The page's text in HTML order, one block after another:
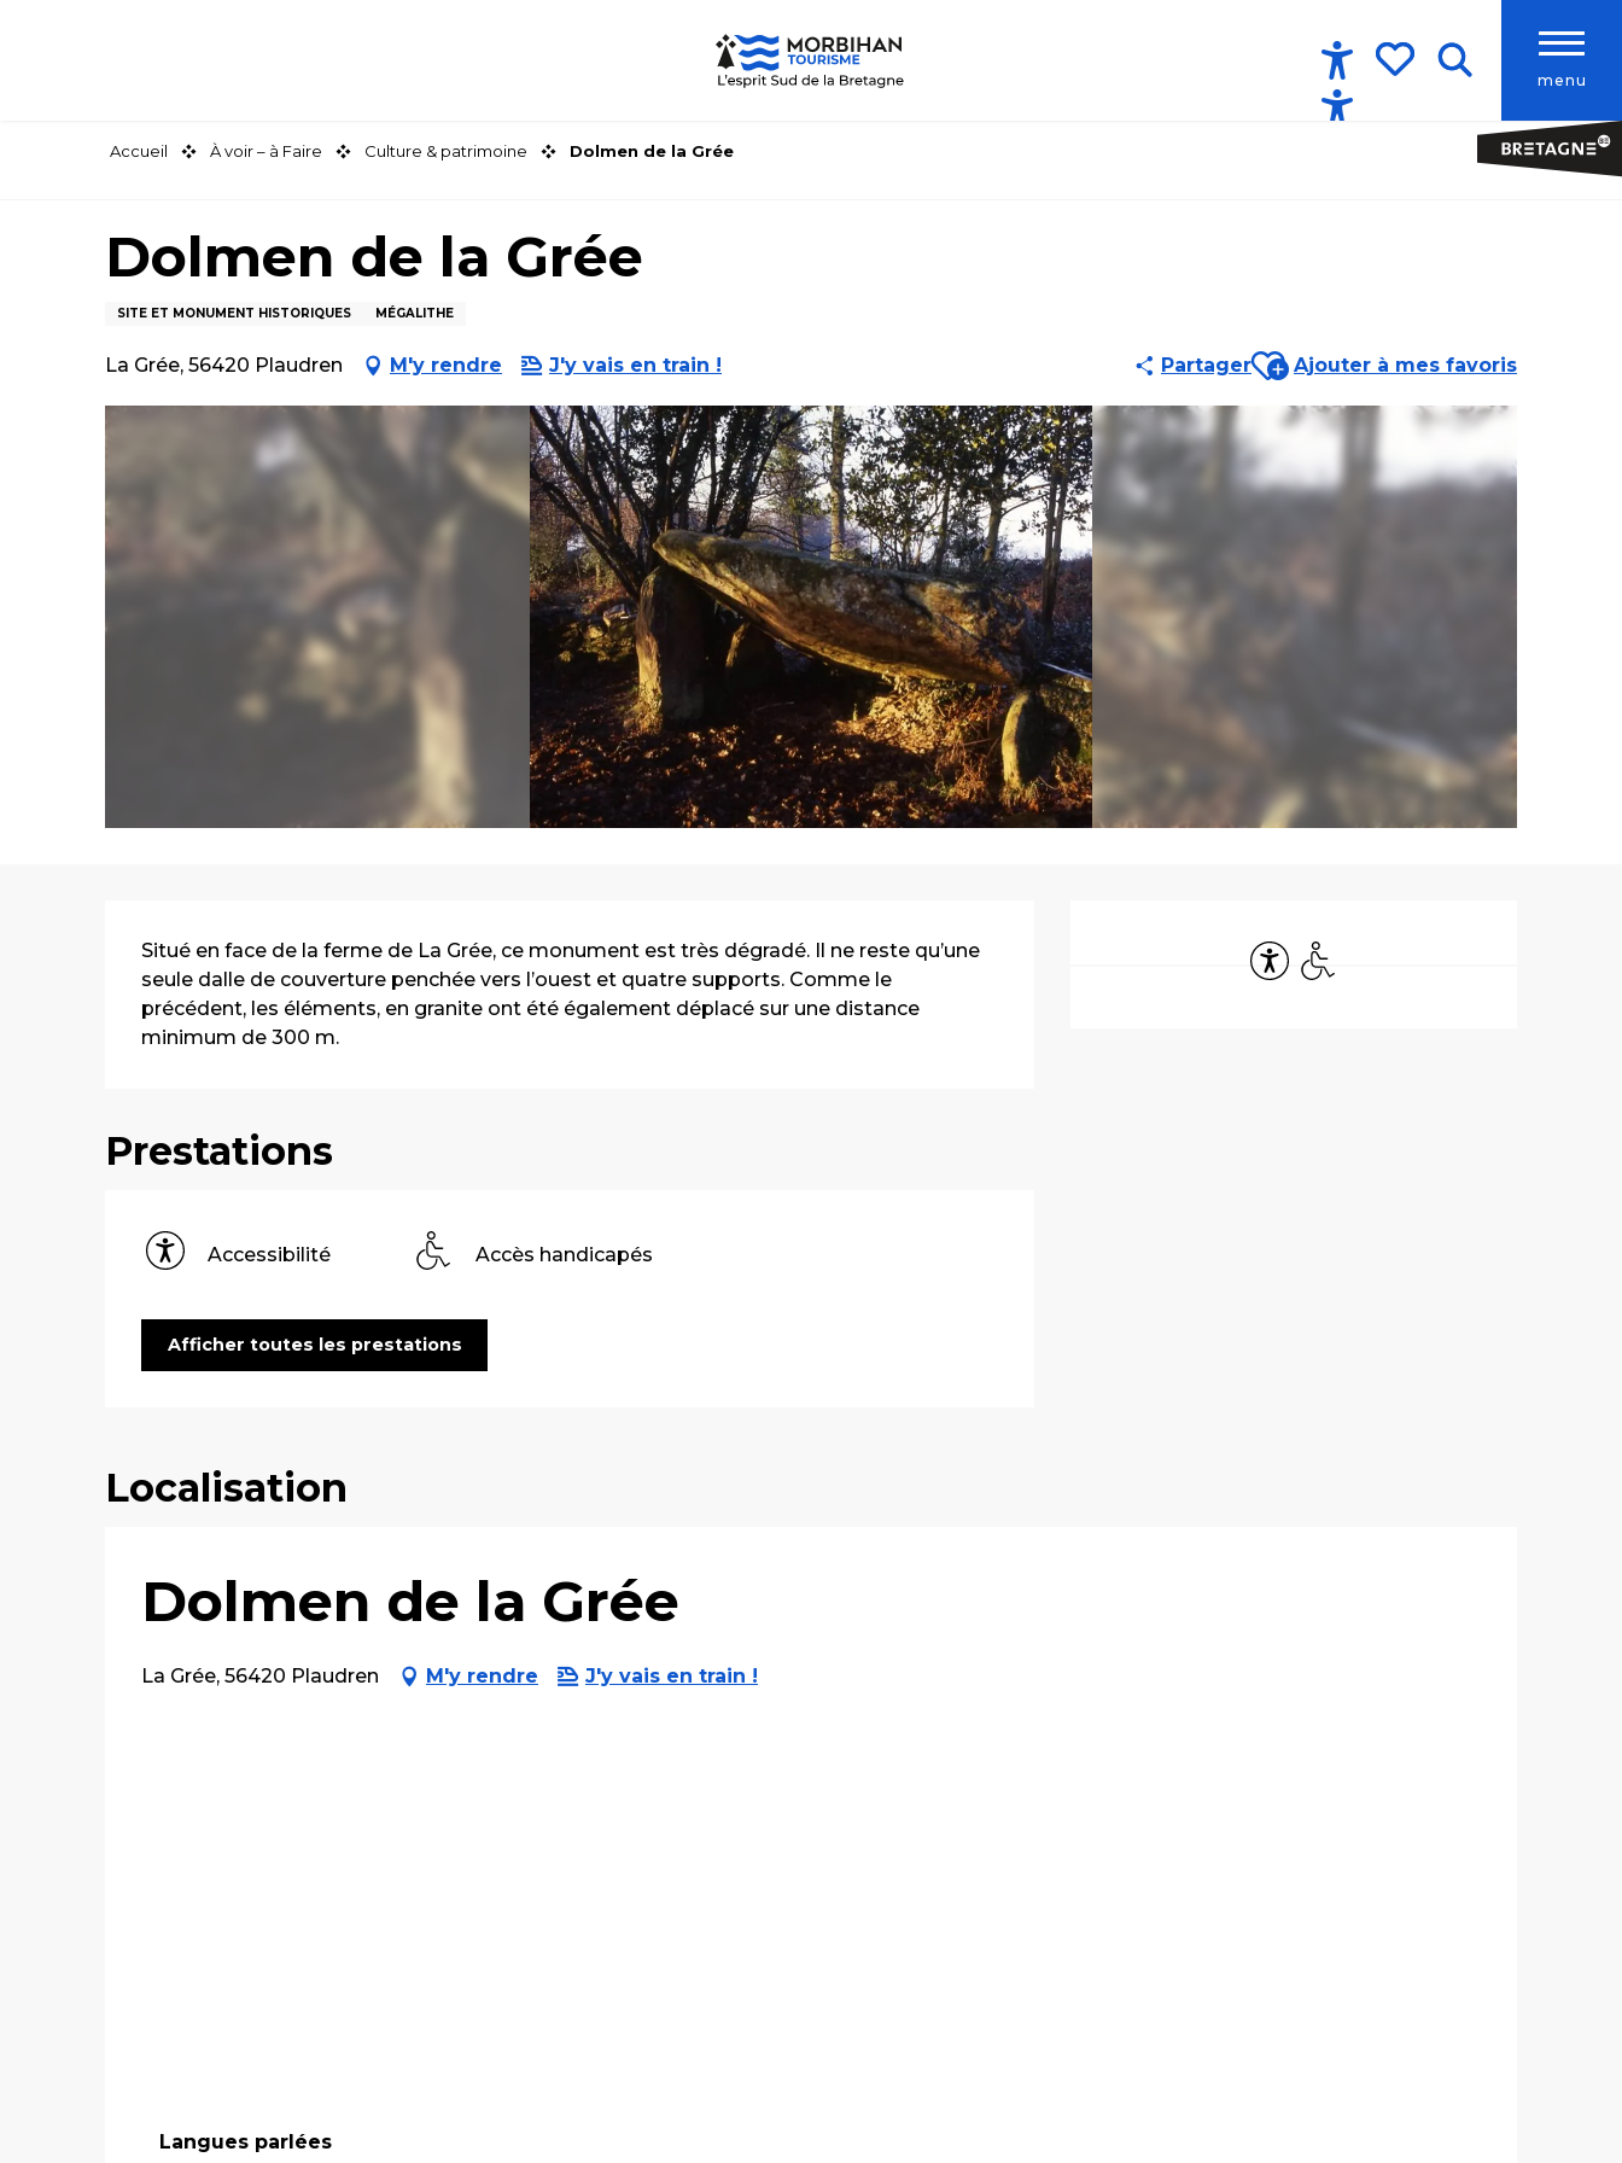
menu
Accessibilité
Accueil À voir – à Faire Culture & patrimoine Dolmen de la Grée
Dolmen de la Grée
SITE ET MONUMENT HISTORIQUES MÉGALITHE
La Grée, 56420 Plaudren M'y rendre J'y vais en train ! PartagerAjouter aux favoris
Ajouter à mes favoris
Ouverture et
AccessibilitéAccès handicapés
Description
Situé en face de la ferme de La Grée, ce monument est très dégradé. Il ne reste qu’une
seule dalle de couverture penchée vers l’ouest et quatre supports. Comme le
précédent, les éléments, en granite ont été également déplacé sur une distance
minimum de 300 m.
Prestations
Accessibilité Accès handicapés
Afficher toutes les prestations
Localisation
Dolmen de la Grée
La Grée, 56420 Plaudren M'y rendre J'y vais en train !
Langues parlées
Langues parlées